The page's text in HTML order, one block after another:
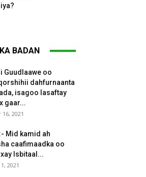
BADAN
Guudlaawe oo
dahfurnaanta
isagoo lasaftay
gaar...
2021
Mid kamid ah
caafimaadka oo
Isbitaal...
2021